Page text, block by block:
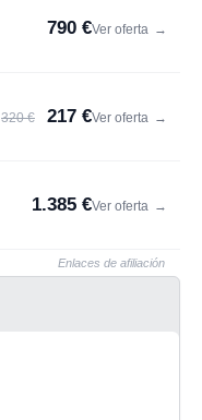
790 €Ver oferta →
320 € 217 €Ver oferta →
1.385 €Ver oferta →
Enlaces de afiliación